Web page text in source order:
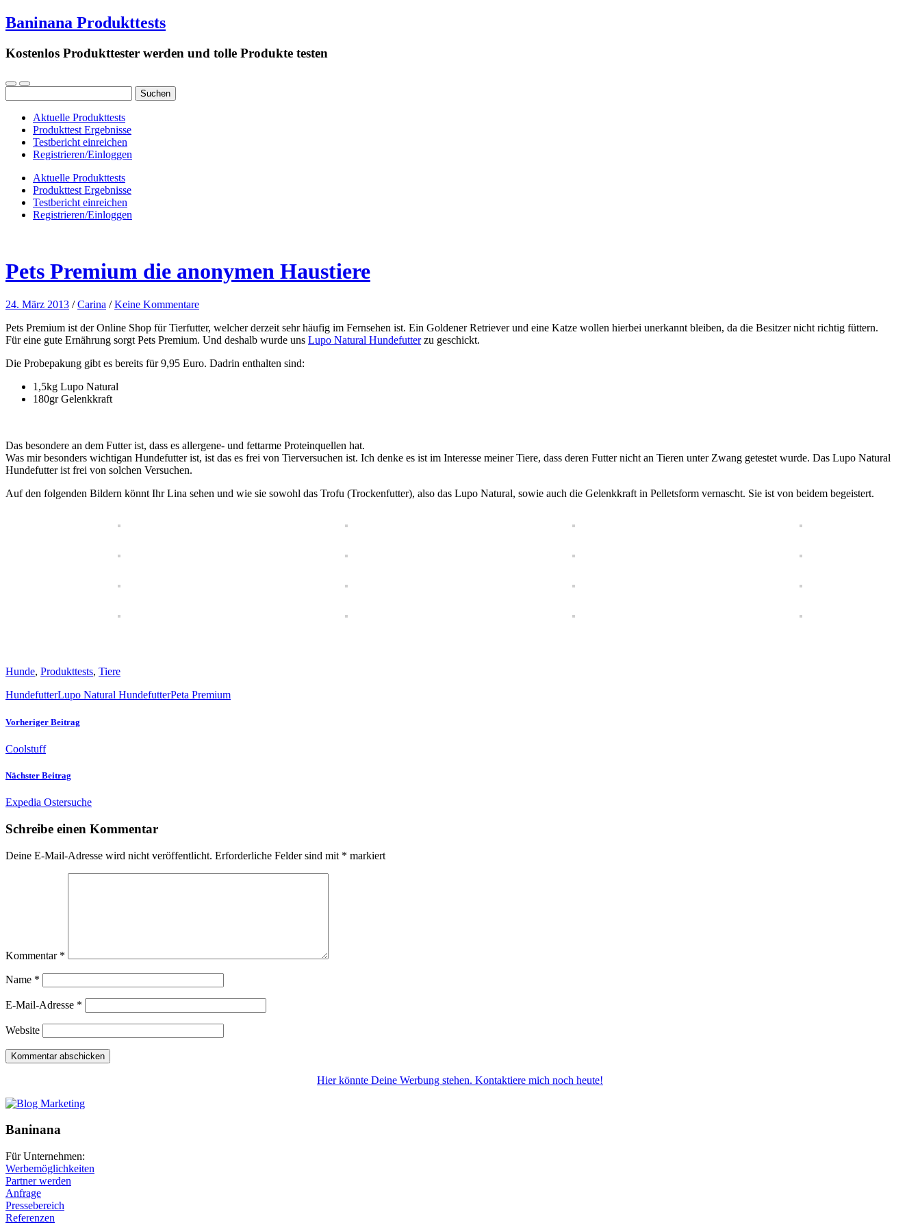
Baninana Produkttests
Kostenlos Produkttester werden und tolle Produkte testen
nach:
Aktuelle Produkttests
Produkttest Ergebnisse
Testbericht einreichen
Registrieren/Einloggen
Aktuelle Produkttests
Produkttest Ergebnisse
Testbericht einreichen
Registrieren/Einloggen
Pets Premium die anonymen Haustiere
24. März 2013 /Carina /Keine Kommentare
Pets Premium ist der Online Shop für Tierfutter, welcher derzeit sehr häufig im Fernsehen ist. Ein Goldener Retriever und eine Katze wollen hierbei unerkannt bleiben, da die Besitzer nicht richtig füttern.
Für eine gute Ernährung sorgt Pets Premium. Und deshalb wurde uns Lupo Natural Hundefutterzu geschickt.
Die Probepakung gibt es bereits für 9,95 Euro. Dadrin enthalten sind:
1,5kg Lupo Natural
180gr Gelenkkraft
Das besondere an dem Futter ist, dass es allergene- und fettarme Proteinquellen hat.
Was mir besonders wichtigan Hundefutter ist, ist das es frei von Tierversuchen ist. Ich denke es ist im Interesse meiner Tiere, dass deren Futter nicht an Tieren unter Zwang getestet wurde. Das Lupo Natural
Hundefutter ist frei von solchen Versuchen.
Auf den folgenden Bildern könnt Ihr Lina sehen und wie sie sowohl das Trofu (Trockenfutter), also das Lupo Natural, sowie auch die Gelenkkraft in Pelletsform vernascht. Sie ist von beidem begeistert.
Hunde, Produkttests, Tiere
HundefutterLupo Natural HundefutterPeta Premium
Vorheriger Beitrag
Coolstuff
Nächster Beitrag
Expedia Ostersuche
Schreibe einen Kommentar
Deine E-Mail-Adresse wird nicht veröffentlicht. Erforderliche Felder sind mit * markiert
Kommentar *
Name *
E-Mail-Adresse *
Website
Hier könnte Deine Werbung stehen. Kontaktiere mich noch heute!
Baninana
Für Unternehmen:
Werbemöglichkeiten
Partner werden
Anfrage
Pressebereich
Referenzen